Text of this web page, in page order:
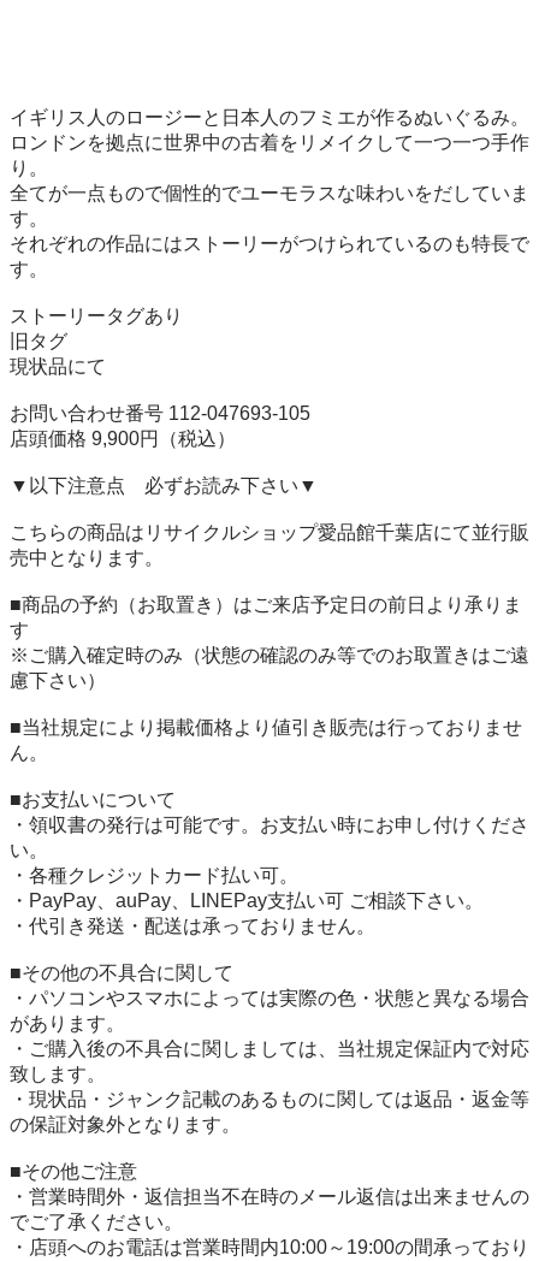
イギリス人のロージーと日本人のフミエが作るぬいぐるみ。
ロンドンを拠点に世界中の古着をリメイクして一つ一つ手作
り。
全てが一点もので個性的でユーモラスな味わいをだしていま
す。
それぞれの作品にはストーリーがつけられているのも特長で
す。
ストーリータグあり
旧タグ
現状品にて
お問い合わせ番号 112-047693-105
店頭価格 9,900円（税込）
▼以下注意点　必ずお読み下さい▼
こちらの商品はリサイクルショップ愛品館千葉店にて並行販
売中となります。
■商品の予約（お取置き）はご来店予定日の前日より承りま
す
※ご購入確定時のみ（状態の確認のみ等でのお取置きはご遠
慮下さい）
■当社規定により掲載価格より値引き販売は行っておりませ
ん。
■お支払いについて
・領収書の発行は可能です。お支払い時にお申し付けくださ
い。
・各種クレジットカード払い可。
・PayPay、auPay、LINEPay支払い可 ご相談下さい。
・代引き発送・配送は承っておりません。
■その他の不具合に関して
・パソコンやスマホによっては実際の色・状態と異なる場合
があります。
・ご購入後の不具合に関しましては、当社規定保証内で対応
致します。
・現状品・ジャンク記載のあるものに関しては返品・返金等
の保証対象外となります。
■その他ご注意
・営業時間外・返信担当不在時のメール返信は出来ませんの
でご了承ください。
・店頭へのお電話は営業時間内10:00～19:00の間承っており